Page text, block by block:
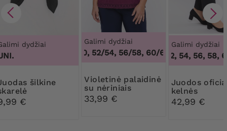
dydžiai
€
Galimi dydžiai
48/50, 52/54, 56/58, 60/62 48/50, 52/54,
Violetinė palaidinė
su nėriniais
33,99 €
Galimi dydžiai
50, 52, 54, 56, 58,
Juodos oficialios
kelnės
42,99 €